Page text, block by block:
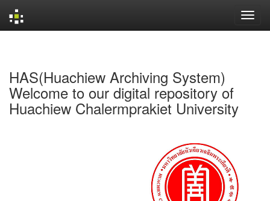
HAS(Huachiew Archiving System)
Welcome to our digital repository of
Huachiew Chalermprakiet University